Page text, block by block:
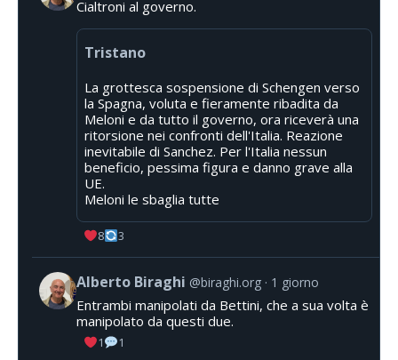
Cialtroni al governo.
Tristano
La grottesca sospensione di Schengen verso
la Spagna, voluta e fieramente ribadita da
Meloni e da tutto il governo, ora riceverà una
ritorsione nei confronti dell'Italia. Reazione
inevitabile di Sanchez. Per l'Italia nessun
beneficio, pessima figura e danno grave alla
UE.
Meloni le sbaglia tutte
8 3
Alberto Biraghi @biraghi.org 1 giorno
Entrambi manipolati da Bettini, che a sua volta è
manipolato da questi due.
1 1